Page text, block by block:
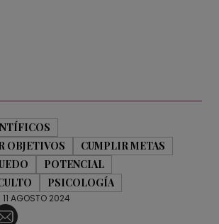
OBJETIVOS
CUMPLIR METAS
POTENCIAL
PSICOLOGÍA
| 11 AGOSTO 2024